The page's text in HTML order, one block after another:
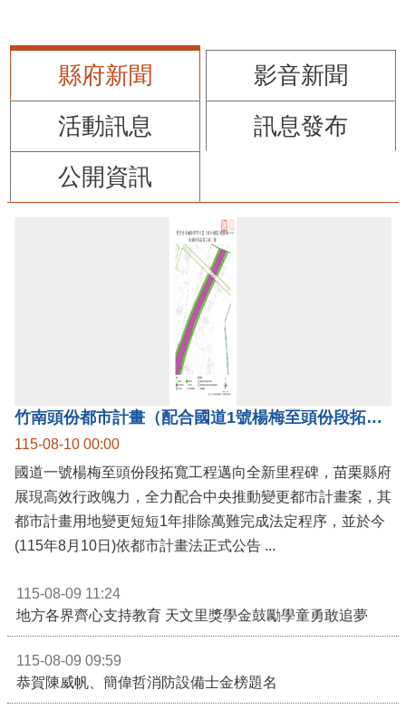
縣府新聞
影音新聞
活動訊息
訊息發布
公開資訊
竹南頭份都市計畫（配合國道1號楊梅至頭份段拓寬工程）案公告實施，國道1號楊梅至頭份黃金廊帶加速啟動！
115-08-10 00:00
國道一號楊梅至頭份段拓寬工程邁向全新里程碑，苗栗縣府
展現高效行政魄力，全力配合中央推動變更都市計畫案，其
都市計畫用地變更短短1年排除萬難完成法定程序，並於今
(115年8月10日)依都市計畫法正式公告 ...
115-08-09 11:24
地方各界齊心支持教育 天文里獎學金鼓勵學童勇敢追夢
115-08-09 09:59
恭賀陳威帆、簡偉哲消防設備士金榜題名